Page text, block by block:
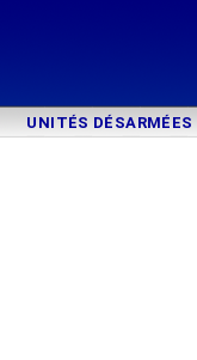
UNITÉS DÉSARMÉES